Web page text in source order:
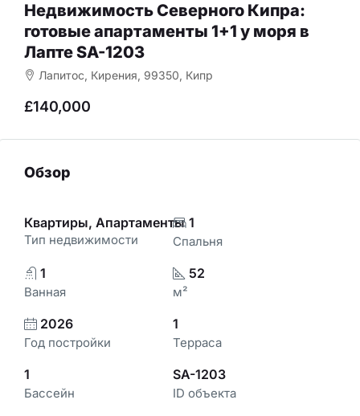
Недвижимость Северного Кипра:
готовые апартаменты 1+1 у моря в
Лапте SA-1203
Лапитос, Кирения, 99350, Кипр
£140,000
Обзор
Квартиры, Апартаменты
Тип недвижимости
1
Спальня
1
Ванная
52
м²
2026
Год постройки
1
Терраса
1
Бассейн
SA-1203
ID объекта